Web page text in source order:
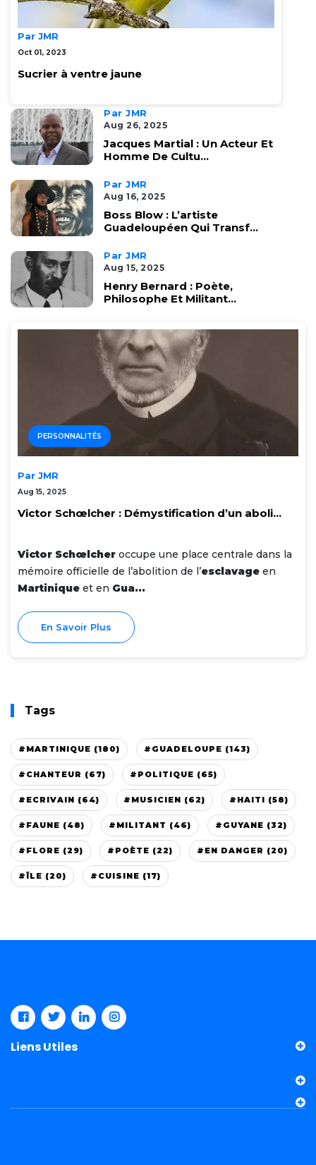
Par JMR
Oct 01, 2023
Sucrier à ventre jaune
Par JMR
Aug 26, 2025
Jacques Martial : Un Acteur Et
Homme De Cultu...
Par JMR
Aug 16, 2025
Boss Blow : L’artiste
Guadeloupéen Qui Transf...
Par JMR
Aug 15, 2025
Henry Bernard : Poète,
Philosophe Et Militant...
PERSONNALITÉS
Par JMR
Aug 15, 2025
Victor Schœlcher : Démystification d’un aboli...
Victor Schœlcher occupe une place centrale dans la
mémoire officielle de l’abolition de l’esclavage en
Martinique et en Gua...
En Savoir Plus
Tags
#MARTINIQUE (180) #GUADELOUPE (143)
#CHANTEUR (67) #POLITIQUE (65)
#ECRIVAIN (64) #MUSICIEN (62) #HAITI (58)
#FAUNE (48) #MILITANT (46) #GUYANE (32)
#FLORE (29) #POÈTE (22) #EN DANGER (20)
#ÏLE (20) #CUISINE (17)
Liens Utiles